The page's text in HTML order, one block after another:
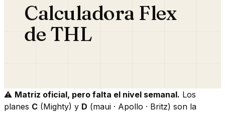
Calculadora Flex
de THL
⚠️ Matriz oficial, pero falta el nivel semanal. Los
planes C (Mighty) y D (maui · Apollo · Britz) son la